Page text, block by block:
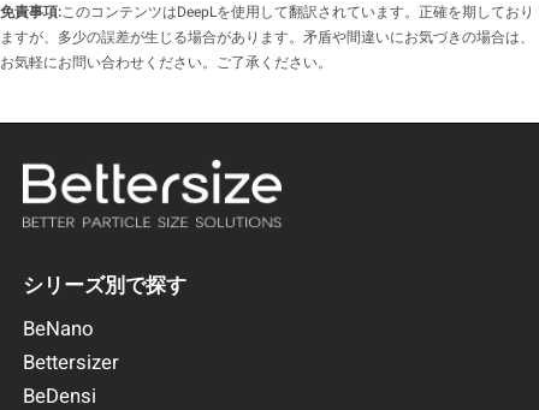
免責事項:このコンテンツはDeepLを使用して翻訳されています。正確を期しており
ますが、多少の誤差が生じる場合があります。矛盾や間違いにお気づきの場合は、
お気軽にお問い合わせください。ご了承ください。
シリーズ別で探す
BeNano
Bettersizer
BeDensi